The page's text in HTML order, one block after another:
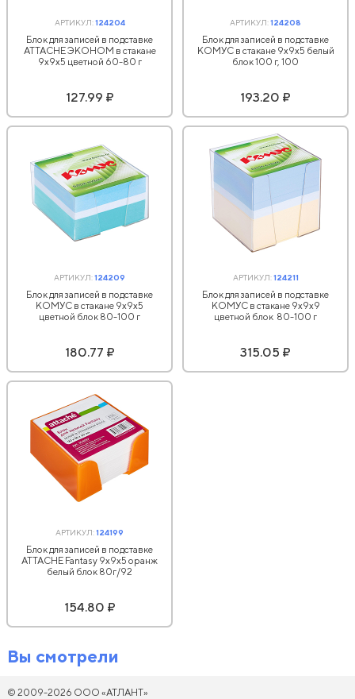
АРТИКУЛ:124204
Блок для записей в подставке
ATTACHE ЭКОНОМ в стакане
9х9х5 цветной 60-80 г
127.99 ₽
АРТИКУЛ:124208
Блок для записей в подставке
КОМУС в стакане 9х9х5 белый
блок 100 г, 100
193.20 ₽
АРТИКУЛ:124209
Блок для записей в подставке
КОМУС в стакане 9х9х5
цветной блок 80-100 г
180.77 ₽
АРТИКУЛ:124211
Блок для записей в подставке
КОМУС в стакане 9х9х9
цветной блок 80-100 г
315.05 ₽
АРТИКУЛ:124199
Блок для записей в подставке
ATTACHE Fantasy 9х9х5 оранж
белый блок 80г/92
154.80 ₽
Вы смотрели
© 2009-2026 ООО «АТЛАНТ»